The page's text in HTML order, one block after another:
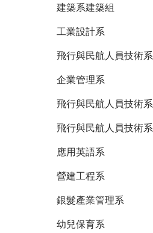
建築系建築組
工業設計系
飛行與民航人員技術系
企業管理系
飛行與民航人員技術系
飛行與民航人員技術系
應用英語系
營建工程系
銀髮產業管理系
幼兒保育系